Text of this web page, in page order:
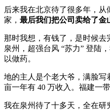
后来我在北京待了很多年，
家， 最后我们把公司卖给了金
那时我想，有钱了，是时候
泉州，超强台风 “苏力” 登陆
以做药。
地的主人是个老大爷，满脸
亩一年有 40 万收入。福建一
我在泉州待了十多天，全在